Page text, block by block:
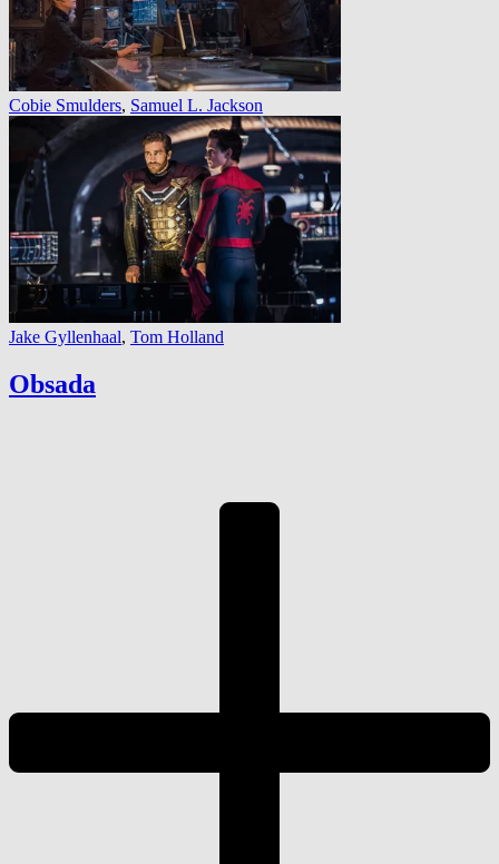
Cobie Smulders, Samuel L. Jackson
Jake Gyllenhaal, Tom Holland
Obsada